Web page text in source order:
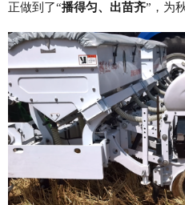
正做到了“播得匀、出苗齐”，为